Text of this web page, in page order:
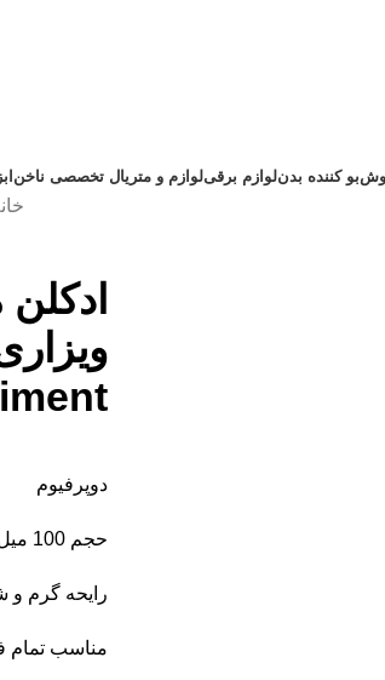
کننده بدنلوازم برقیلوازم و متریال تخصصی ناخن
)
دوپرفیوم
حجم 100 میل
رایحه گرم و
مناسب تمام